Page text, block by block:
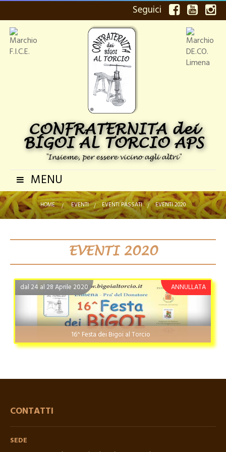
Seguici
CONFRATERNITA dei
BÍGOI AL TORCIO APS
"Insieme, per essere vicino agli altri"
Navigazione
Toggle
MENU
HOME > EVENTI > EVENTI PASSATI > EVENTI 2020
EVENTI 2020
dal 24 al 28 Aprile 2020
16^ Festa dei Bigoi al Torcio
ANNULLATA
CONTATTI
SEDE